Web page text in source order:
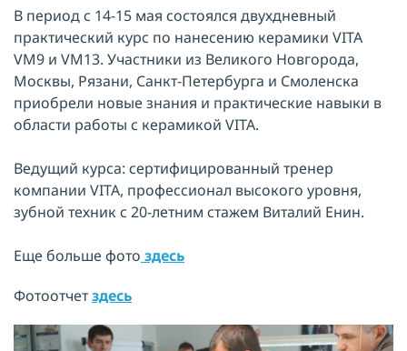
В период с 14-15 мая состоялся двухдневный
практический курс по нанесению керамики VITA
VM9 и VM13. Участники из Великого Новгорода,
Москвы, Рязани, Санкт-Петербурга и Смоленска
приобрели новые знания и практические навыки в
области работы с керамикой VITA.
Ведущий курса: сертифицированный тренер
компании VITA, профессионал высокого уровня,
зубной техник с 20-летним стажем Виталий Енин.
Еще больше фото здесь
Фотоотчетздесь